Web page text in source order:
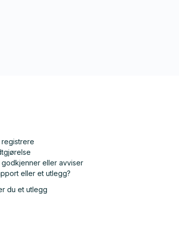
eller avviser
eller et utlegg?
du et utlegg